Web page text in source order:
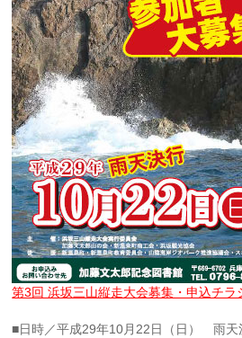
第3回 浜坂三山縦走大会募集・申込チラ
■日時／平成29年10月22日（日） 雨